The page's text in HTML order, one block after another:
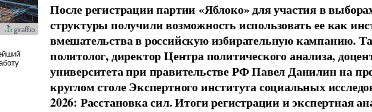
После регистрации партии «Яблоко» для участия в
структуры получили возможность использовать ее как
вмешательства в российскую избирательную кампанию.
политолог, директор Центра политического анализа,
университета при правительстве РФ Павел Данилин на
круглом столе Экспертного института социальных
2026: Расстановка сил. Итоги регистрации и экспертная